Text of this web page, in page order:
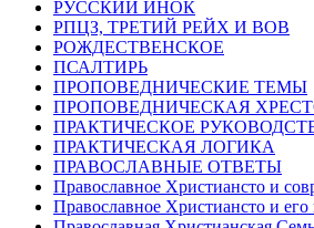
РУССКИЙ ИНОК
РПЦЗ, ТРЕТИЙ РЕЙХ И ВОВ
РОЖДЕСТВЕНСКОЕ
ПСАЛТИРЬ
ПРОПОВЕДНИЧЕСКИЕ ТЕМЫ
ПРОПОВЕДНИЧЕСКАЯ
ПРАКТИЧЕСКОЕ
ПРАКТИЧЕСКАЯ ЛОГИКА
ПРАВОСЛАВНЫЕ ОТВЕТЫ
Православное Христиансто и
Православное Христиансто и его